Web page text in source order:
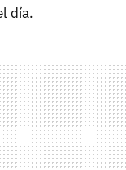
día.